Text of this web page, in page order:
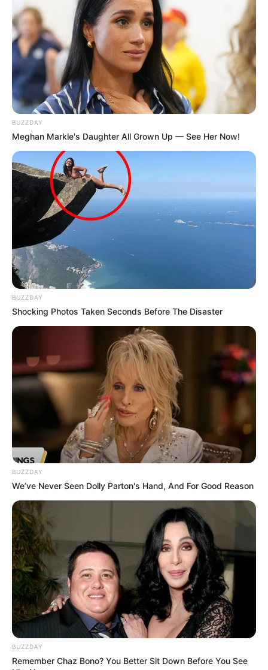
BUZZDAY
Meghan Markle's Daughter All Grown Up — See Her Now!
BUZZDAY
Shocking Photos Taken Seconds Before The Disaster
BUZZDAY
We’ve Never Seen Dolly Parton's Hand, And For Good Reason
BUZZDAY
Remember Chaz Bono? You Better Sit Down Before You See